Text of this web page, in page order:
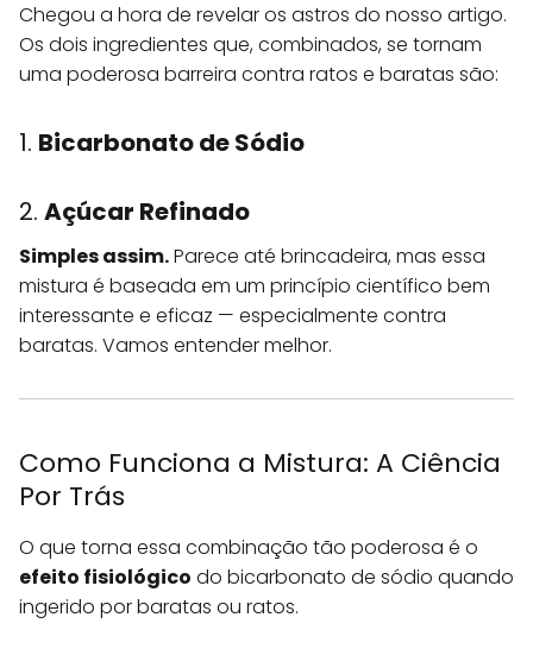
Chegou a hora de revelar os astros do nosso artigo.
Os dois ingredientes que, combinados, se tornam
uma poderosa barreira contra ratos e baratas são:
1. Bicarbonato de Sódio
2. Açúcar Refinado
Simples assim.Parece até brincadeira, mas essa
mistura é baseada em um princípio científico bem
interessante e eficaz — especialmente contra
baratas. Vamos entender melhor.
Como Funciona a Mistura: A Ciência
Por Trás
O que torna essa combinação tão poderosa é o
efeito fisiológico do bicarbonato de sódio quando
ingerido por baratas ou ratos.